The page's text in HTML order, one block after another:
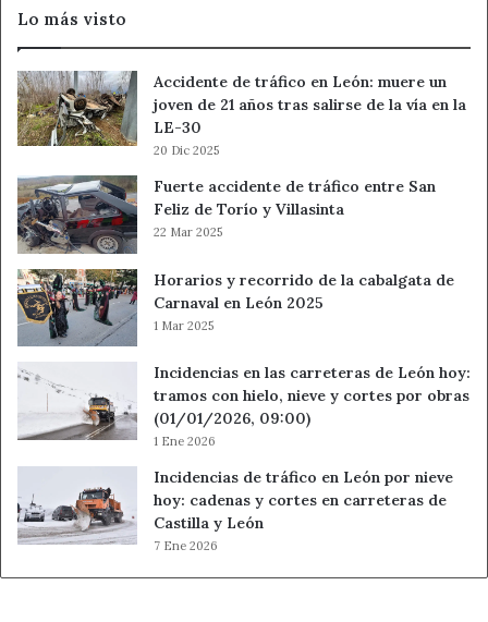
Lo más visto
Accidente de tráfico en León: muere un
joven de 21 años tras salirse de la vía en la
LE-30
20 Dic 2025
Fuerte accidente de tráfico entre San
Feliz de Torío y Villasinta
22 Mar 2025
Horarios y recorrido de la cabalgata de
Carnaval en León 2025
1 Mar 2025
Incidencias en las carreteras de León hoy:
tramos con hielo, nieve y cortes por obras
(01/01/2026, 09:00)
1 Ene 2026
Incidencias de tráfico en León por nieve
hoy: cadenas y cortes en carreteras de
Castilla y León
7 Ene 2026